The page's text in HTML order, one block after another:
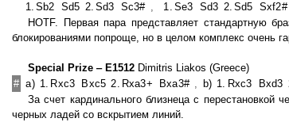
1. Sb2 Sd5 2. Sd3 Sc3# , 1. Se3 Sd3 2. Sd5 Sxf2#
HOTF. Первая пара представляет стандартную
блокированиями попроще, но в целом комплекс очень
Special Prize ‒ E1512 Dimitris Liakos (Greece)
# a) 1. Rxc3 Bxc5 2. Rxa3+ Bxa3# , b) 1. Rxc3 Bxd3
За счет кардинального близнеца с перестановкой
черных ладей со вскрытием линий.